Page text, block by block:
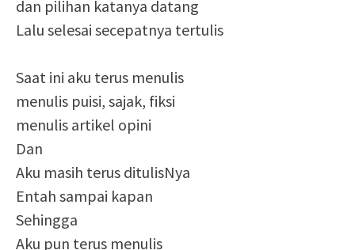
dan pilihan katanya datang
Lalu selesai secepatnya tertulis
Saat ini aku terus menulis
menulis puisi, sajak, fiksi
menulis artikel opini
Dan
Aku masih terus ditulisNya
Entah sampai kapan
Sehingga
Aku pun terus menulis